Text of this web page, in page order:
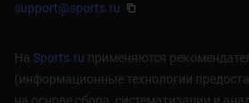
support@sports.ru
На Sports.ru применяются
(информационные технологии